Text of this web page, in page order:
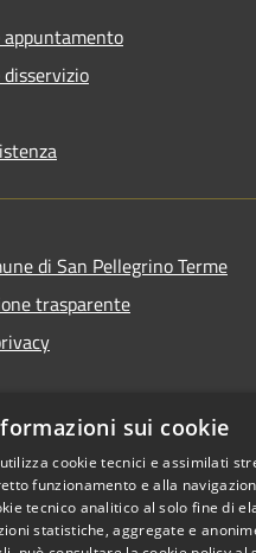
di San Pellegrino Terme
trasparente
di accessibilità
Copyright © 2026
sui cookie
cookie tecnici e assimilati
funzionamento e alla
tecnico analitico al solo fine di
statistiche, aggregate e